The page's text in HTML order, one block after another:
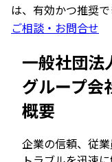
は、有効かつ推奨
ご相談・お問合せ
一般社団法
グループ会
概要
企業の信頼、従